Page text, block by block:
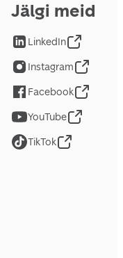
Jälgi meid
LinkedIn
Instagram
Facebook
YouTube
TikTok